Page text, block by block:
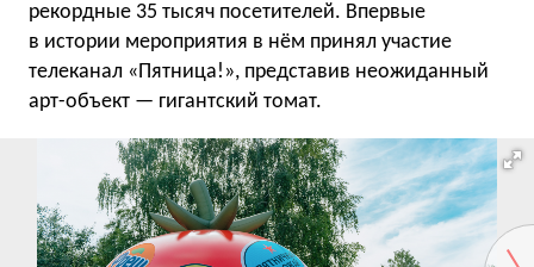
рекордные 35 тысяч посетителей. Впервые
в истории мероприятия в нём принял участие
телеканал «Пятница!», представив неожиданный
арт-объект — гигантский томат.